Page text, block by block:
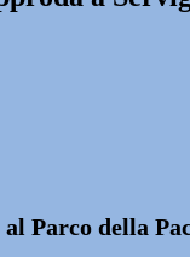
Parco della